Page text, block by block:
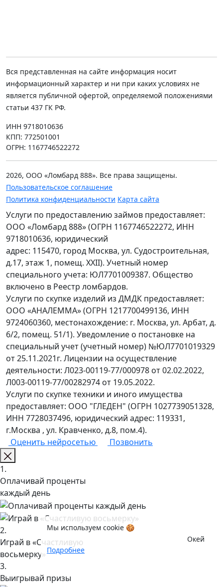
Вся представленная на сайте информация носит
информационный характер и ни при каких условиях не
является публичной офертой, определяемой положениями
статьи 437 ГК РФ.
ИНН 9718010636
КПП: 772501001
ОГРН: 1167746522272
2026, ООО «Ломбард 888». Все права защищены.
Пользовательское соглашение
Политика конфиденциальности Карта сайта
Услуги по предоставлению займов предоставляет:
ООО «Ломбард 888» (ОГРН 1167746522272, ИНН
9718010636, юридический
адрес: 115470, город Москва, ул. Судостроительная,
д.17, этаж 1, помещ. XXII). Учетный номер
специального учета: ЮЛ7701009387. Общество
включено в Реестр ломбардов.
Услуги по скупке изделий из ДМДК предоставляет:
ООО «АНАЛЕММА» (ОГРН 1217700499136, ИНН
9724060360, местонахождение: г. Москва, ул. Арбат, д.
6/2, помещ. 51/1). Уведомление о постановке на
специальный учет (учетный номер) №ЮЛ7701019329
от 25.11.2021г. Лицензии на осуществление
деятельности: Л023-00119-77/000978 от 02.02.2022,
Л003-00119-77/00282974 от 19.05.2022.
Услуги по скупке техники и иного имущества
предоставляет: ООО "ГЛЕДЕН" (ОГРН 1027739051328,
ИНН 7728037496, юридический адрес: 119331,
г.Москва , ул. Кравченко, д.8, пом.4).
Оценить нейросетью
Позвонить
Мы используем cookie 🍪
Подробнее
Окей
1.
Оплачивай проценты
каждый день
2.
Играй в «Счастливую
восьмерку»
3.
Выигрывай призы